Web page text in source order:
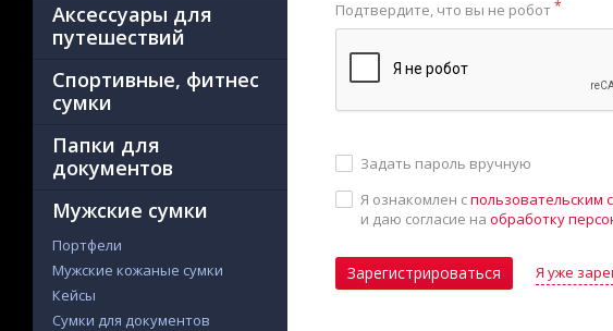
Аксессуары для
путешествий
Спортивные, фитнес
сумки
Папки для
документов
Мужские сумки
Портфели
Мужские кожаные сумки
Кейсы
Сумки для документов
Подтвердите, что вы не робот*
Задать пароль вручную
Я ознакомлен спользовательским
и даю согласие на обработку
Зарегистрироваться Я уже